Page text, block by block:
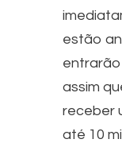
estão
assim
receber
até 10